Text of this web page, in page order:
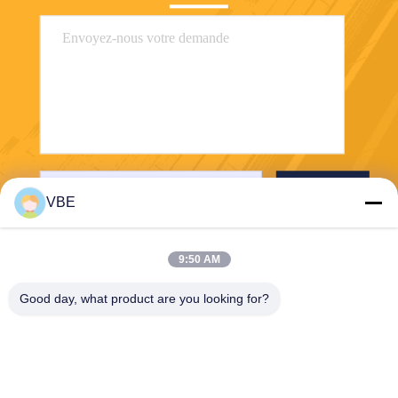
VBE
9:50 AM
Good day, what product are you looking for?